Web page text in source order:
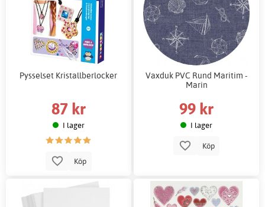
Pysselset Kristallberlocker
87 kr
I lager
Köp
Vaxduk PVC Rund Maritim -
Marin
99 kr
I lager
Köp